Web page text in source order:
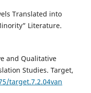
Translated into
Literature.
and Qualitative
Studies. Target,
target.7.2.04van